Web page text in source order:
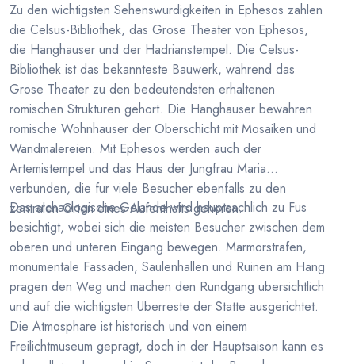
Zu den wichtigsten Sehenswurdigkeiten in Ephesos zahlen
die Celsus-Bibliothek, das Grose Theater von Ephesos,
die Hanghauser und der Hadrianstempel. Die Celsus-
Bibliothek ist das bekannteste Bauwerk, wahrend das
Grose Theater zu den bedeutendsten erhaltenen
romischen Strukturen gehort. Die Hanghauser bewahren
romische Wohnhauser der Oberschicht mit Mosaiken und
Wandmalereien. Mit Ephesos werden auch der
Artemistempel und das Haus der Jungfrau Maria
verbunden, die fur viele Besucher ebenfalls zu den
zentralen Orten eines Aufenthalts gehoren.
Das archaologische Gelande wird hauptsachlich zu Fus
besichtigt, wobei sich die meisten Besucher zwischen dem
oberen und unteren Eingang bewegen. Marmorstrafen,
monumentale Fassaden, Saulenhallen und Ruinen am Hang
pragen den Weg und machen den Rundgang ubersichtlich
und auf die wichtigsten Uberreste der Statte ausgerichtet.
Die Atmosphare ist historisch und von einem
Freilichtmuseum gepragt, doch in der Hauptsaison kann es